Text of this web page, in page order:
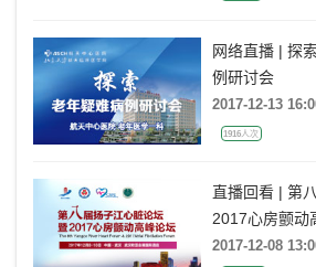
网络直播 | 探
例研讨会
2017-12-13
1916人次
直播回看 | 第
2017心房颤动
2017-12-08